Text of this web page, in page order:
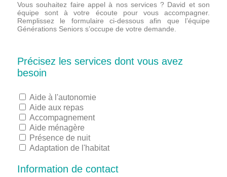
Vous souhaitez faire appel à nos services ? David et son
équipe sont à votre écoute pour vous accompagner.
Remplissez le formulaire ci-dessous afin que l’équipe
Générations Seniors s’occupe de votre demande.
Précisez les services dont vous avez
besoin
Aide à l'autonomie
Aide aux repas
Accompagnement
Aide ménagère
Présence de nuit
Adaptation de l'habitat
Information de contact